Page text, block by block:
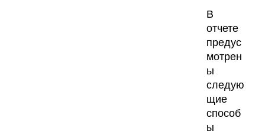
В
отчете
предус
мотрен
ы
следую
щие
способ
ы